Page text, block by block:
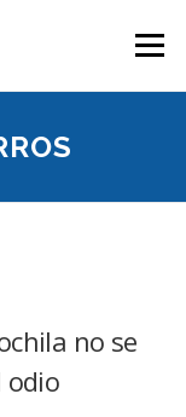
Menú
no se
odio